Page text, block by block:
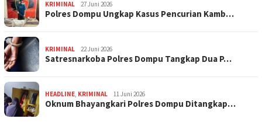
KRIMINAL 27 Juni 2026
Polres Dompu Ungkap Kasus Pencurian Kamb…
KRIMINAL 22 Juni 2026
Satresnarkoba Polres Dompu Tangkap Dua P…
HEADLINE KRIMINAL 11 Juni 2026
Oknum Bhayangkari Polres Dompu Ditangkap…